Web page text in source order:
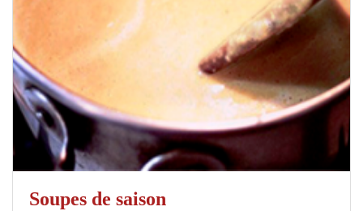
Soupes de saison